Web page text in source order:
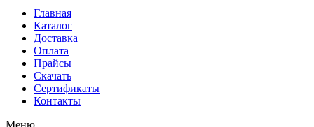
Главная
Каталог
Доставка
Оплата
Прайсы
Cкачать
Сертификаты
Контакты
Меню